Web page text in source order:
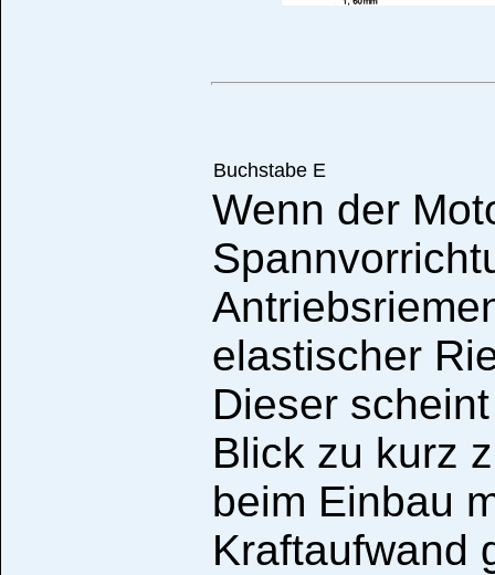
Buchstabe E
Wenn der
elastischer
Dieser
Blick zu kurz
beim Einbau
Kraftaufwand